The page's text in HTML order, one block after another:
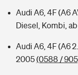
Audi A6, 4F (A6
Diesel, Kombi,
Audi A6, 4F (A6
2005(0588 /